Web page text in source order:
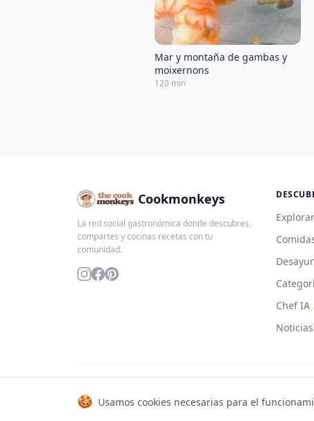
Mar y montaña de gambas y
moixernons
120 min
Cookmonkeys
La red social gastronómica donde descubres,
compartes y cocinas recetas con tu
comunidad.
Chef IA
Noticias
🍪 Usamos cookies necesarias para el